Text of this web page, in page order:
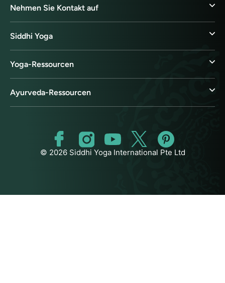
Nehmen Sie Kontakt auf
Siddhi Yoga
Yoga-Ressourcen
Ayurveda-Ressourcen
© 2026 Siddhi Yoga International Pte Ltd